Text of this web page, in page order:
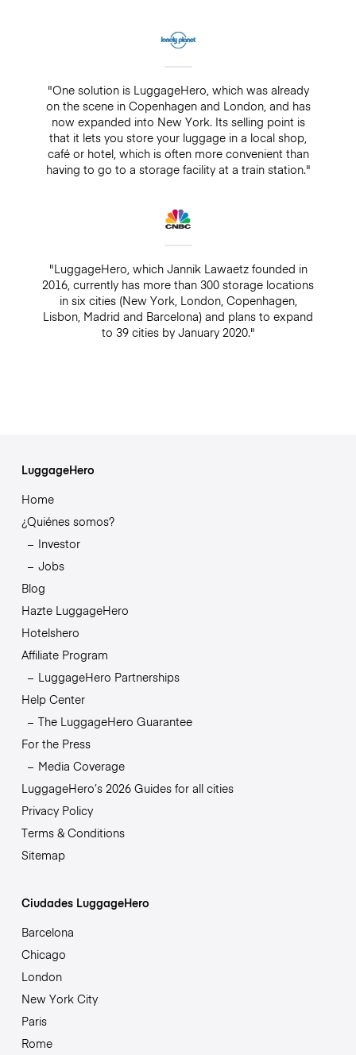
"One solution is LuggageHero, which was already
on the scene in Copenhagen and London, and has
now expanded into New York. Its selling point is
that it lets you store your luggage in a local shop,
café or hotel, which is often more convenient than
having to go to a storage facility at a train station."
"LuggageHero, which Jannik Lawaetz founded in
2016, currently has more than 300 storage locations
in six cities (New York, London, Copenhagen,
Lisbon, Madrid and Barcelona) and plans to expand
to 39 cities by January 2020."
LuggageHero
Home
¿Quiénes somos?
Investor
Jobs
Blog
Hazte LuggageHero
Hotelshero
Affiliate Program
LuggageHero Partnerships
Help Center
The LuggageHero Guarantee
For the Press
Media Coverage
LuggageHero’s 2026 Guides for all cities
Privacy Policy
Terms & Conditions
Sitemap
Ciudades LuggageHero
Barcelona
Chicago
London
New York City
Paris
Rome